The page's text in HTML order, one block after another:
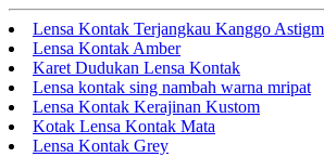
Lensa Kontak Terjangkau Kanggo
Lensa Kontak Amber
Karet Dudukan Lensa Kontak
Lensa kontak sing nambah warna mripat
Lensa Kontak Kerajinan Kustom
Kotak Lensa Kontak Mata
Lensa Kontak Grey